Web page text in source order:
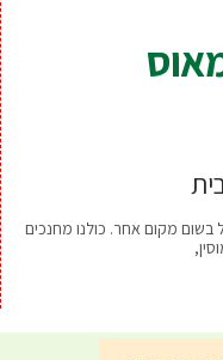
מקום אחר. כולנו מחנכים